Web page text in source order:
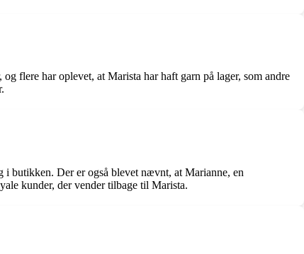
flere har oplevet, at Marista har haft garn på lager, som andre
i butikken. Der er også blevet nævnt, at Marianne, en
kunder, der vender tilbage til Marista.